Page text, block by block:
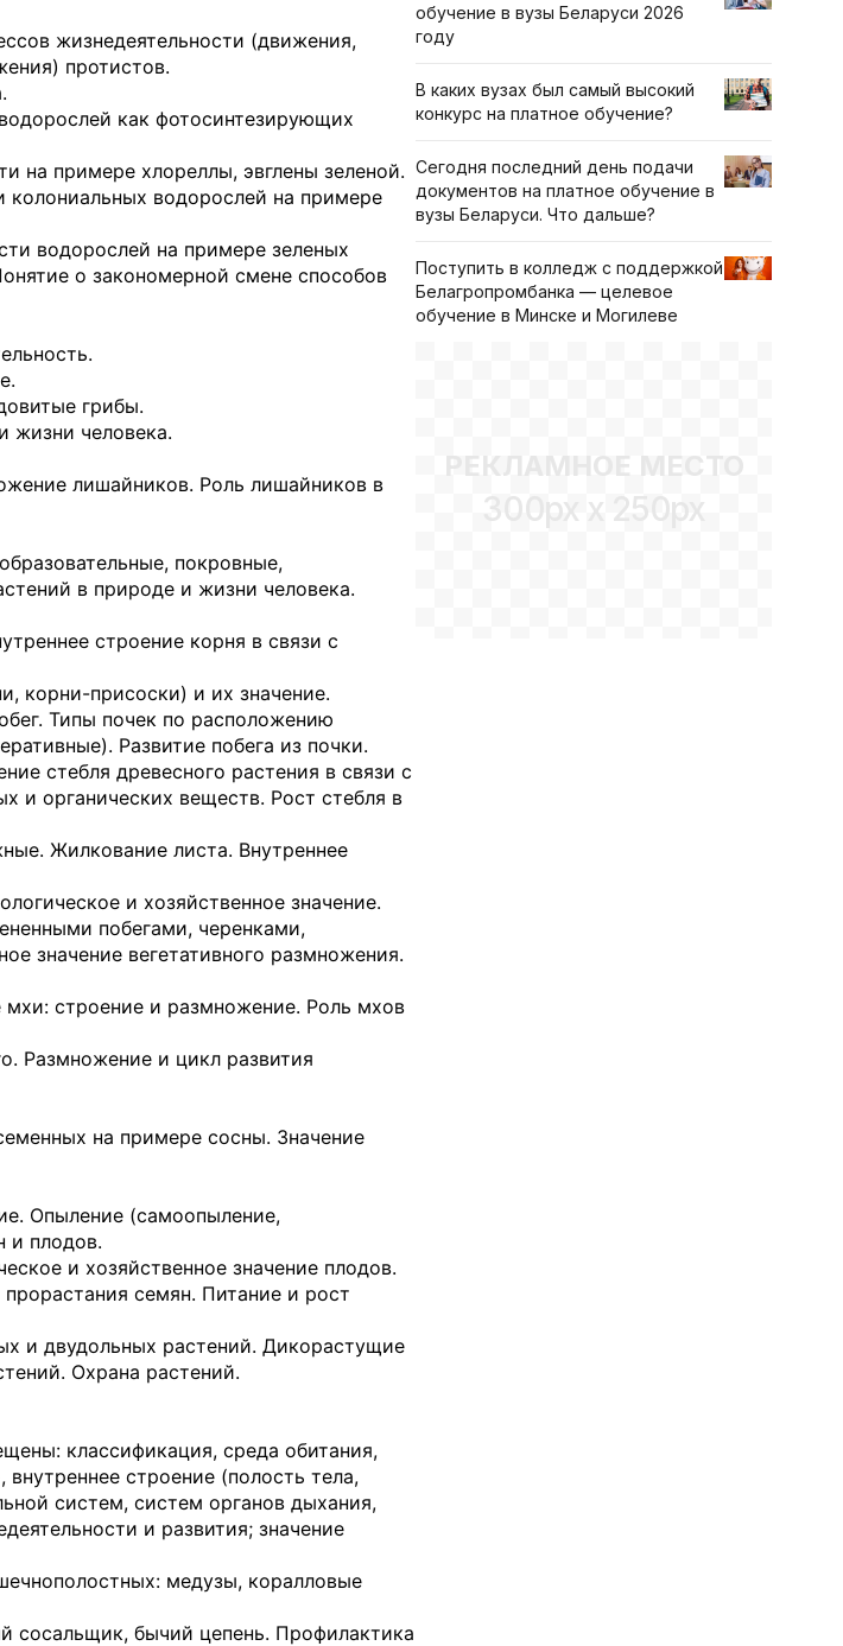
жизнедеятельности (движения,
протистов.
как фотосинтезирующих
на примере хлореллы, эвглены зеленой.
колониальных водорослей на примере
водорослей на примере зеленых
о закономерной смене способов
грибы.
жизни человека.
лишайников. Роль лишайников в
покровные,
в природе и жизни человека.
строение корня в связи с
корни-присоски) и их значение.
Типы почек по расположению
Развитие побега из почки.
стебля древесного растения в связи с
органических веществ. Рост стебля в
Жилкование листа. Внутреннее
и хозяйственное значение.
побегами, черенками,
значение вегетативного размножения.
строение и размножение. Роль мхов
Размножение и цикл развития
на примере сосны. Значение
Опыление (самоопыление,
и плодов.
и хозяйственное значение плодов.
семян. Питание и рост
и двудольных растений. Дикорастущие
Охрана растений.
классификация, среда обитания,
строение (полость тела,
систем, систем органов дыхания,
и развития; зна­чение
медузы, коралловые
сосальщик, бычий цепень. Профилактика
обучение в вузы Беларуси 2026
году
В каких вузах был самый высокий
конкурс на платное обучение?
Сегодня последний день подачи
документов на платное обучение в
вузы Беларуси. Что дальше?
Поступить в колледж с поддержкой
Белагропромбанка — целевое
обучение в Минске и Могилеве
РЕКЛАМНОЕ МЕСТО
300px x 250px